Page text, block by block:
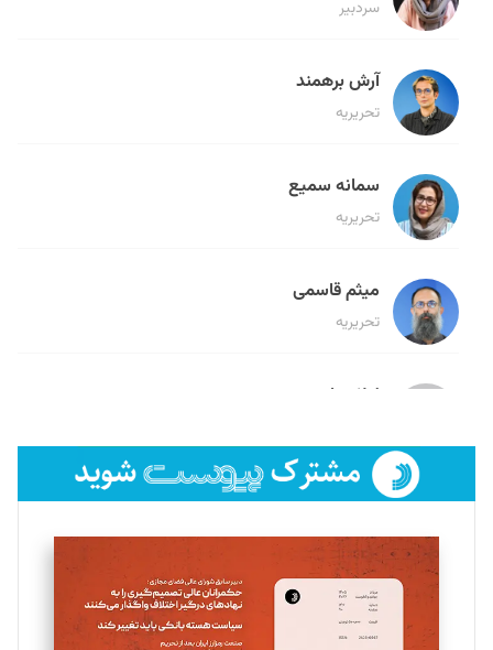
سردبیر
آرش برهمند
تحریریه
سمانه سمیع
تحریریه
میثم قاسمی
تحریریه
لیلا حنارود
فائزه فتحی رستمی
تحریریه
سروش کرمیان
تحریریه